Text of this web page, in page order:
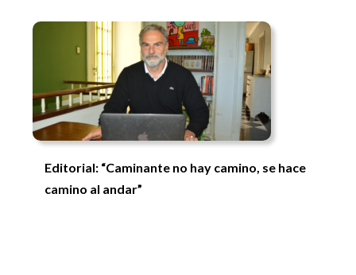
Editorial: “Caminante no hay camino, se hace
camino al andar”